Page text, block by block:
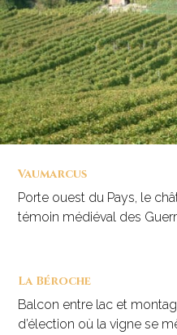
Vaumarcus
Porte ouest du Pays, le
témoin médiéval des
La Béroche
Balcon entre lac et
d’élection où la vigne se